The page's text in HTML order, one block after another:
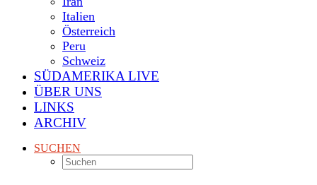
Italien
Österreich
Peru
Schweiz
SÜDAMERIKA LIVE
ÜBER UNS
LINKS
ARCHIV
SUCHEN